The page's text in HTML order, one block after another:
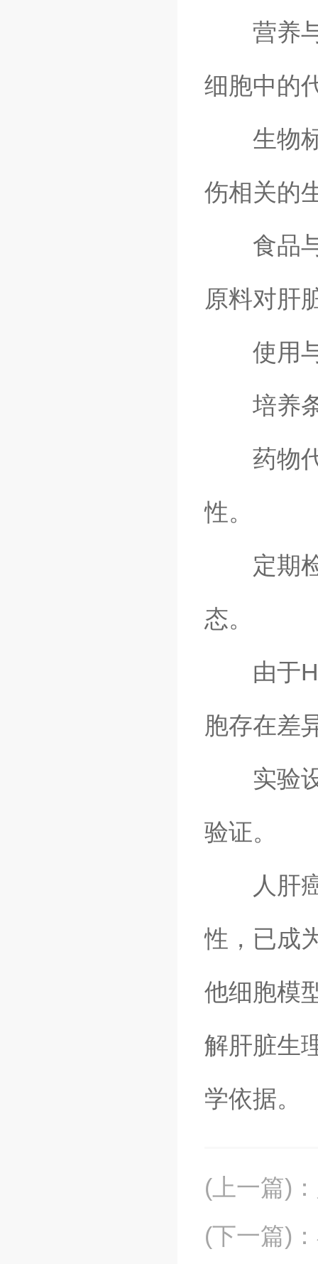
营养与
细胞中的
生物标
伤相关的
食品与
原料对肝
使用与
培养条
药物代
性。
定期检
态。
由于
胞存在差
实验设
验证。
人肝癌
性，已成
他细胞模
解肝脏生
学依据。
(上一篇) ：
(下一篇) ：